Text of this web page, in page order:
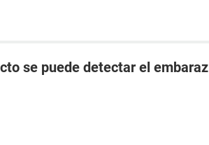
se puede detectar el embaraz